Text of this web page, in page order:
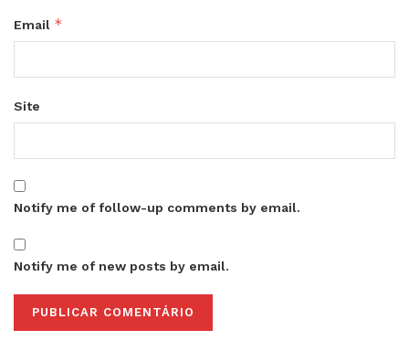
Email *
Site
Notify me of follow-up comments by email.
Notify me of new posts by email.